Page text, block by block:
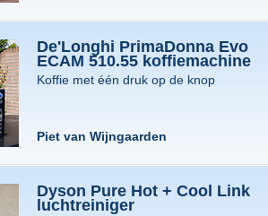
De'Longhi PrimaDonna Evo
ECAM 510.55 koffiemachine
Koffie met één druk op de knop
Piet van Wijngaarden
Dyson Pure Hot + Cool Link
luchtreiniger